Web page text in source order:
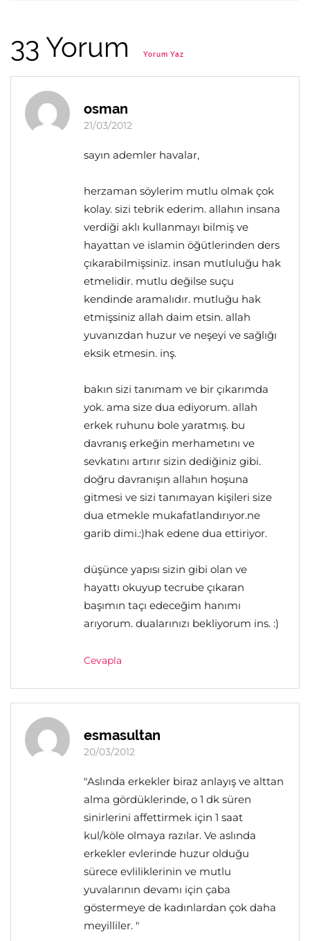
33 Yorum Yorum Yaz
osman
21/03/2012
sayın ademler havalar,
herzaman söylerim mutlu olmak çok
kolay. sizi tebrik ederim. allahın insana
verdiği aklı kullanmayı bilmiş ve
hayattan ve islamin öğütlerinden ders
çıkarabilmişsiniz. insan mutluluğu hak
etmelidir. mutlu değilse suçu
kendinde aramalıdır. mutluğu hak
etmişsiniz allah daim etsin. allah
yuvanızdan huzur ve neşeyi ve sağlığı
eksik etmesin. inş.
bakın sizi tanımam ve bir çıkarımda
yok. ama size dua ediyorum. allah
erkek ruhunu bole yaratmış. bu
davranış erkeğin merhametını ve
sevkatını artırır sizin dediğiniz gibi.
doğru davranışın allahın hoşuna
gitmesi ve sizi tanımayan kişileri size
dua etmekle mukafatlandırıyor.ne
garib dimi.:)hak edene dua ettiriyor.
düşünce yapısı sizin gibi olan ve
hayattı okuyup tecrube çıkaran
başımın taçı edeceğim hanımı
arıyorum. dualarınızı bekliyorum ins. :)
Cevapla
esmasultan
20/03/2012
"Aslında erkekler biraz anlayış ve alttan
alma gördüklerinde, o 1 dk süren
sinirlerini affettirmek için 1 saat
kul/köle olmaya razılar. Ve aslında
erkekler evlerinde huzur olduğu
sürece evliliklerinin ve mutlu
yuvalarının devamı için çaba
göstermeye de kadınlardan çok daha
meyilliler. "